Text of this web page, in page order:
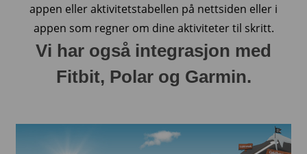
appen eller aktivitetstabellen på nettsiden eller i
appen som regner om dine aktiviteter til skritt.
Vi har også integrasjon med
Fitbit, Polar og Garmin.